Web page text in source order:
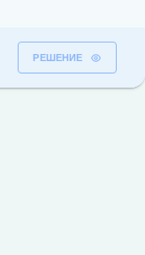
РЕШЕНИЕ